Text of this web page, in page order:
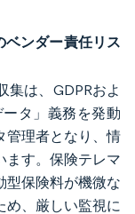
ベンダー責任リス
集は、GDPRおよ
タ」義務を発動
管理者となり、情
ます。保険テレマ
型保険料が機微な
め、厳しい監視に